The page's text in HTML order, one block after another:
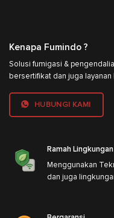
Kenapa Fumindo ?
Solusi fumigasi &
bersertifikat dan juga layanan
HUBUNGI KAMI
Ramah Lingkungan
Menggunakan
dan juga